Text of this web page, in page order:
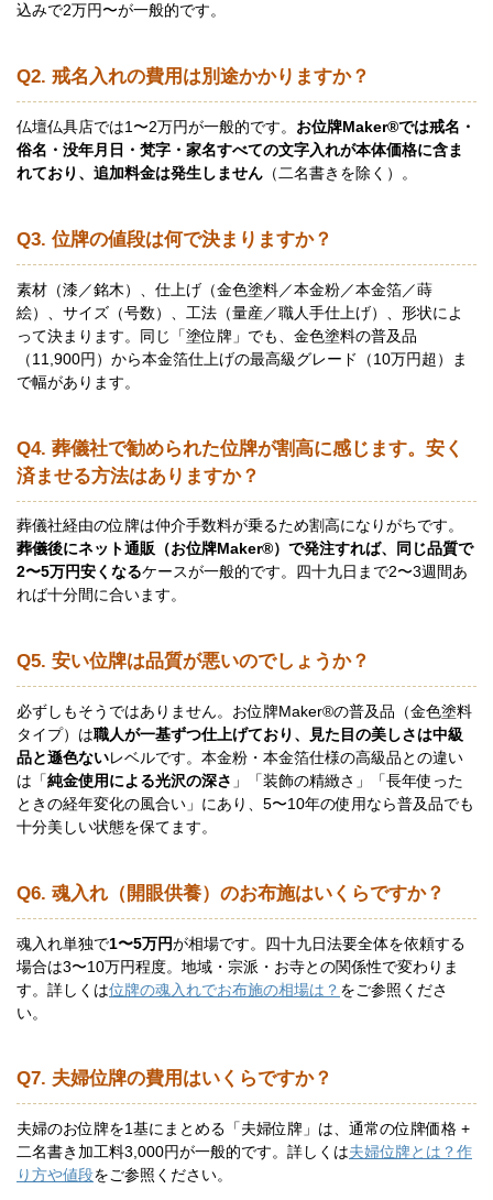
込みで2万円〜が一般的です。
Q2. 戒名入れの費用は別途かかりますか？
仏壇仏具店では1〜2万円が一般的です。 お位牌Maker®では戒名・
俗名・没年月日・梵字・家名すべての文字入れが本体価格に含ま
れており、追加料金は発生しません （二名書きを除く）。
Q3. 位牌の値段は何で決まりますか？
素材（漆／銘木）、仕上げ（金色塗料／本金粉／本金箔／蒔
絵）、サイズ（号数）、工法（量産／職人手仕上げ）、形状によ
って決まります。同じ「塗位牌」でも、金色塗料の普及品
（11,900円）から本金箔仕上げの最高級グレード（10万円超）ま
で幅があります。
Q4. 葬儀社で勧められた位牌が割高に感じます。安く
済ませる方法はありますか？
葬儀社経由の位牌は仲介手数料が乗るため割高になりがちです。
葬儀後にネット通販（お位牌Maker®）で発注すれば、同じ品質で
2〜5万円安くなるケースが一般的です。四十九日まで2〜3週間あ
れば十分間に合います。
Q5. 安い位牌は品質が悪いのでしょうか？
必ずしもそうではありません。お位牌Maker®の普及品（金色塗料
タイプ）は職人が一基ずつ仕上げており、見た目の美しさは中級
品と遜色ないレベルです。本金粉・本金箔仕様の高級品との違い
は「純金使用による光沢の深さ 」「装飾の精緻さ」「長年使った
ときの経年変化の風合い」にあり、5〜10年の使用なら普及品でも
十分美しい状態を保てます。
Q6. 魂入れ（開眼供養）のお布施はいくらですか？
魂入れ単独で1〜5万円が相場です。四十九日法要全体を依頼する
場合は3〜10万円程度。地域・宗派・お寺との関係性で変わりま
す。詳しくは位牌の魂入れでお布施の相場は？ をご参照くださ
い。
Q7. 夫婦位牌の費用はいくらですか？
夫婦のお位牌を1基にまとめる「夫婦位牌」は、通常の位牌価格 +
二名書き加工料3,000円が一般的です。詳しくは夫婦位牌とは？作
り方や値段をご参照ください。